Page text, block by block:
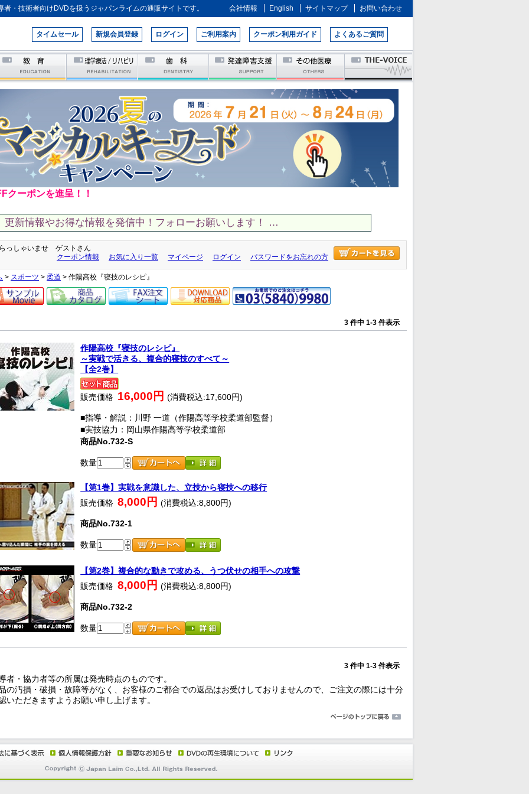
・技術者向けDVDを扱うジャパンライムの通販サイトです。 会社情報 English サイトマップ お問い合わせ
タイムセール 新規会員登録 ログイン ご利用案内 クーポン利用ガイド よくあるご質問
クーポンを進呈！！
新情報やお得な情報を発信中！フォローお願いします！ …
っしゃいませ ゲストさん
クーポン情報
お気に入り一覧 マイページ ログイン パスワードをお忘れの方
> スポーツ > 柔道 > 作陽高校『寝技のレシピ』
3 件中 1-3 件表示
作陽高校『寝技のレシピ』
～実戦で活きる、複合的寝技のすべて～
【全2巻】
販売価格 16,000円 (消費税込:17,600円)
■指導・解説：川野 一道（作陽高等学校柔道部監督）
■実技協力：岡山県作陽高等学校柔道部
商品No.732-S
数量
【第1巻】実戦を意識した、立技から寝技への移行
販売価格 8,000円 (消費税込:8,800円)
商品No.732-1
数量
【第2巻】複合的な動きで攻める、うつ伏せの相手への攻撃
販売価格 8,000円 (消費税込:8,800円)
商品No.732-2
数量
3 件中 1-3 件表示
者・協力者等の所属は発売時点のものです。
の汚損・破損・故障等がなく、お客様のご都合での返品はお受けしておりませんので、ご注文の際には十分
いただきますようお願い申し上げます。